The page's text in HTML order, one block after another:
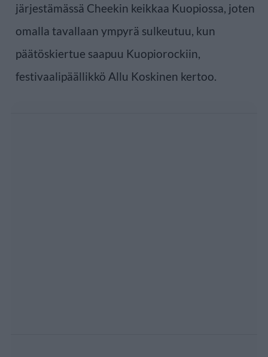
järjestämässä Cheekin keikkaa Kuopiossa, joten
omalla tavallaan ympyrä sulkeutuu, kun
päätöskiertue saapuu Kuopiorockiin,
festivaalipäällikkö Allu Koskinen kertoo.